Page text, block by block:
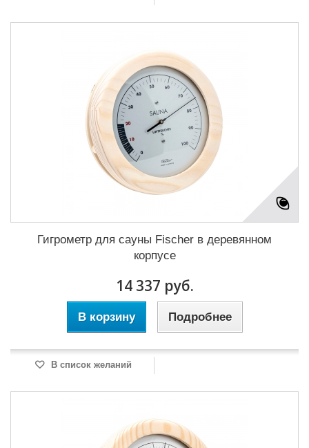
Гигрометр для сауны Fischer в деревянном
корпусе
14 337 руб.
В корзину Подробнее
В список желаний